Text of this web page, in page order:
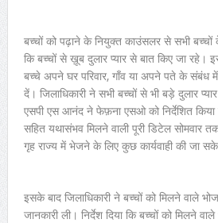
बच्चों को पढ़ाने के नियुक्त काउंसलर से सभी
कि बच्चों से ख़ूब दुलार प्यार से बात किए जा रहे।
बच्चे अपने घर परिवार, गाँव या अपने पते के संबंध में
दें। जिलाधिकारी ने सभी बच्चों से भी बड़े दुलार
एसपी एस आनंद ने फेफ़ना एसओ को निर्देशित किया
सहित यथासंभव मिलने वाली पूरी डिटेल सोमवार
गृह राज्य में भेजने के लिए कुछ कार्यवाही की जा
इसके बाद जिलाधिकारी ने बच्चों को मिलने वाले
जानकारी ली। निर्देश दिया कि बच्चों को मिलने